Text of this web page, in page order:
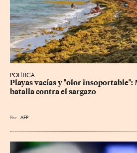
POLÍTICA
Playas vacías y "olor
batalla contra el sargazo
Por AFP